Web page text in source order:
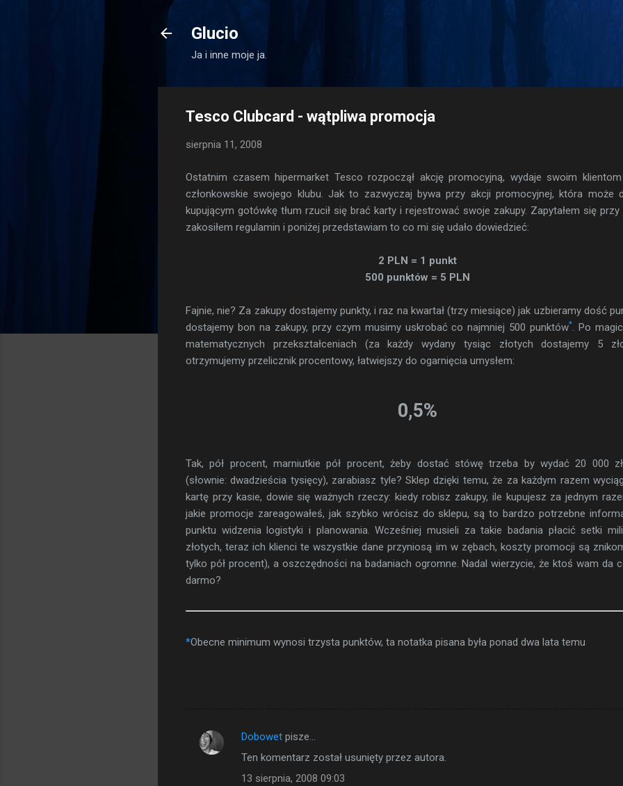
Glucio
Ja i inne moje ja.
Tesco Clubcard - wątpliwa promocja
sierpnia 11, 2008
Ostatnim czasem hipermarket Tesco rozpoczął akcję promocyjną, wydaje swoim
członkowskie swojego klubu. Jak to zazwyczaj bywa przy akcji promocyjnej, która może
kupującym gotówkę tłum rzucił się brać karty i rejestrować swoje zakupy. Zapytałem się przy
zakosiłem regulamin i poniżej przedstawiam to co mi się udało dowiedzieć:
2 PLN = 1 punkt
500 punktów = 5 PLN
Fajnie, nie? Za zakupy dostajemy punkty, i raz na kwartał (trzy miesiące) jak uzbieramy dość
dostajemy bon na zakupy, przy czym musimy uskrobać co najmniej 500 punktów*
. Po
matematycznych przekształceniach (za każdy wydany tysiąc złotych dostajemy 5
otrzymujemy przelicznik procentowy, łatwiejszy do ogarnięcia umysłem:
0,5%
Tak, pół procent, marniutkie pół procent, żeby dostać stówę trzeba by wydać 20 000
(słownie: dwadzieścia tysięcy), zarabiasz tyle? Sklep dzięki temu, że za każdym razem
kartę przy kasie, dowie się ważnych rzeczy: kiedy robisz zakupy, ile kupujesz za jednym
jakie promocje zareagowałeś, jak szybko wrócisz do sklepu, są to bardzo potrzebne
punktu widzenia logistyki i planowania. Wcześniej musieli za takie badania płacić setki
złotych, teraz ich klienci te wszystkie dane przyniosą im w zębach, koszty promocji są
tylko pół procent), a oszczędności na badaniach ogromne. Nadal wierzycie, że ktoś wam da
darmo?
*Obecne minimum wynosi trzysta punktów, ta notatka pisana była ponad dwa lata temu
K
Dobowet pisze…
Ten komentarz został usunięty przez autora.
13 sierpnia, 2008 09:03